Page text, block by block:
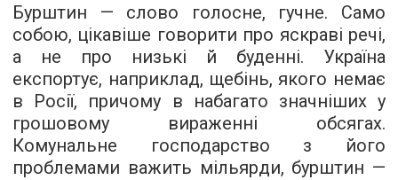
Бурштин — слово голосне, гучне. Само
собою, цікавіше говорити про яскраві речі,
а не про низькі й буденні. Україна
експортує, наприклад, щебінь, якого немає
в Росії, причому в набагато значніших у
грошовому вираженні обсягах.
Комунальне господарство з його
проблемами важить мільярди, бурштин —